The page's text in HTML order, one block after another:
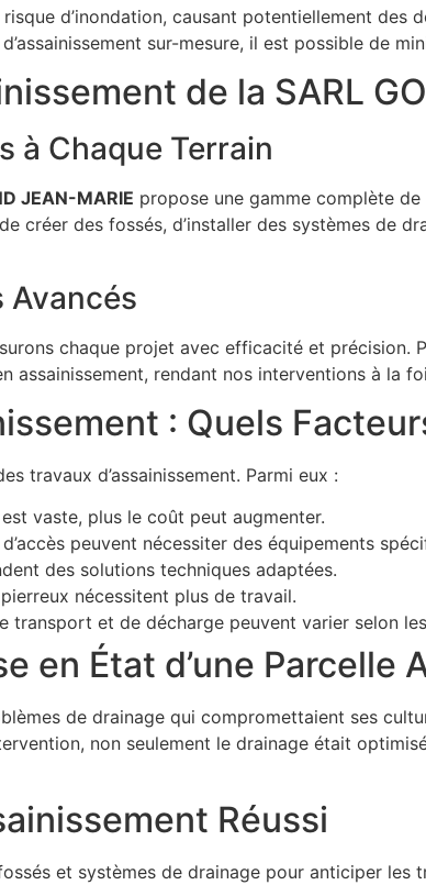
risque d’inondation, causant potentiellement
sur-mesure, il est possible de
de la SARL
à Chaque Terrain
JEAN-MARIE propose une gamme complète
de créer des fossés, d’installer des systèmes
Avancés
chaque projet avec efficacité et
assainissement, rendant nos interventions à la
: Quels
travaux d’assainissement. Parmi eux :
vaste, plus le coût peut augmenter.
peuvent nécessiter des équipements
des solutions techniques adaptées.
nécessitent plus de travail.
transport et de décharge peuvent varier selon
en État d’une
de drainage qui compromettaient ses
non seulement le drainage était
Réussi
et systèmes de drainage pour anticiper les